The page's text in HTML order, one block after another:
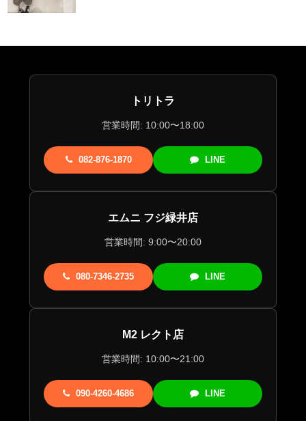
トリトラ
営業時間: 10:00〜18:00
082-876-1870 LINE
エムニ フジ緑井店
営業時間: 9:00〜20:00
080-7346-2735 LINE
M2 レクト店
営業時間: 10:00〜21:00
090-4260-4686 LINE